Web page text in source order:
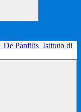
De Panfilis Istituto di